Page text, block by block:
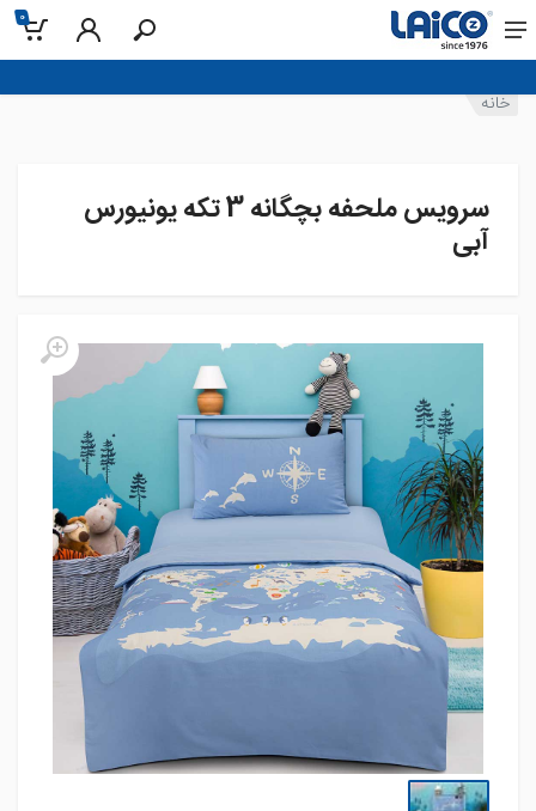
0
خانه
سرویس ملحفه بچگانه 3 تکه یونیورس
آبی